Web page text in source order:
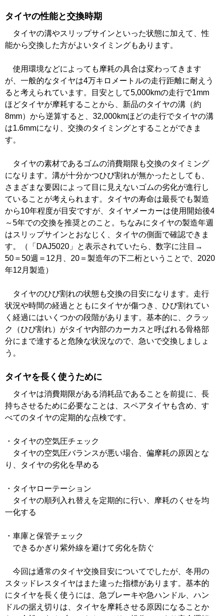
タイヤの性能と交換時期
タイヤの溝やスリップサインといった状態に加えて、性
能から交換した方がよいタイミングもあります。
使用環境などによっても摩耗の具合は変わってきます
が、一般的なタイヤは4万キロメートルの走行距離に耐えう
ると考えられています。目安として5,000kmの走行で1mm
ほどタイヤが摩耗することから、新品のタイヤの溝（約
8mm）から逆算すると、32,000kmほどの走行でタイヤの溝
は1.6mmになり、交換のタイミングとすることができま
す。
タイヤの素材であるゴムの消費期限も交換のタイミング
になります。溝が十分かつひび割れが無かったとしても、
さまざまな要因によって目に見えないゴムの劣化が進行し
ていることが考えられます。タイヤの寿命は最長でも製造
から10年程度が目安ですが、タイヤメーカーは使用開始後4
～5年での交換を推奨とのこと。ちなみにタイヤの製造年週
はスリップサインとおなじく、タイヤの側面で確認できま
す。（「DAJ5020」と表示されていたら、数字に注目→
50＝50週＝12月、20＝製造年の下二桁ということで、2020
年12月製造）
タイヤのひび割れの状態も交換の目安になります。走行
状況や時間の経過とともにタイヤが傷つき、ひび割れてい
く経過にはいくつかの段階があります。基本的に、クラッ
ク（ひび割れ）がタイヤ内部のカーカスと呼ばれる骨格部
分にまで達すると危険な状況なので、急いで交換しましょ
う。
タイヤを長く使うために
タイヤは消費期限がある消耗品であることを前提に、長
持ちさせるために必要なことは、スペアタイヤも含め、す
べてのタイヤの定期的な点検です。
・タイヤの空気圧チェック
タイヤの空気圧バランスが悪い場合、偏摩耗の原因とな
り、タイヤの劣化を早める
・タイヤローテーション
タイヤの順列入れ替えを定期的に行い、摩耗のくせを均
一化する
・車庫と保管チェック
できるかぎり紫外線を避けて劣化を防ぐ
今回は通常のタイヤ交換目安についてでしたが、冬用の
スタッドレスタイヤはまた違った指標があります。基本的
にタイヤを長く使うには、急ブレーキや急ハンドル、ハン
ドルの据え切りは、タイヤを摩耗させる原因になることか